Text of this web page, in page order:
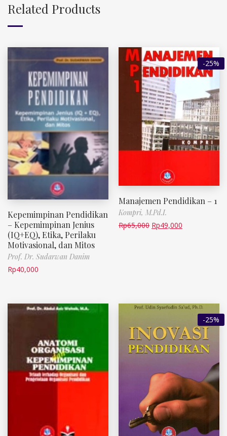
Related Products
Kepemimpinan Pendidikan
– Kepemimpinan Jenius
(IQ+EQ), Etika, Perilaku
Motivasional, dan Mitos
Prof. Dr. Sudarwan Danim
Rp40,000
-25%
Manajemen Pendidikan – 1
Kompri, M.Pd.I.
Rp65,000 Rp49,000
-25%